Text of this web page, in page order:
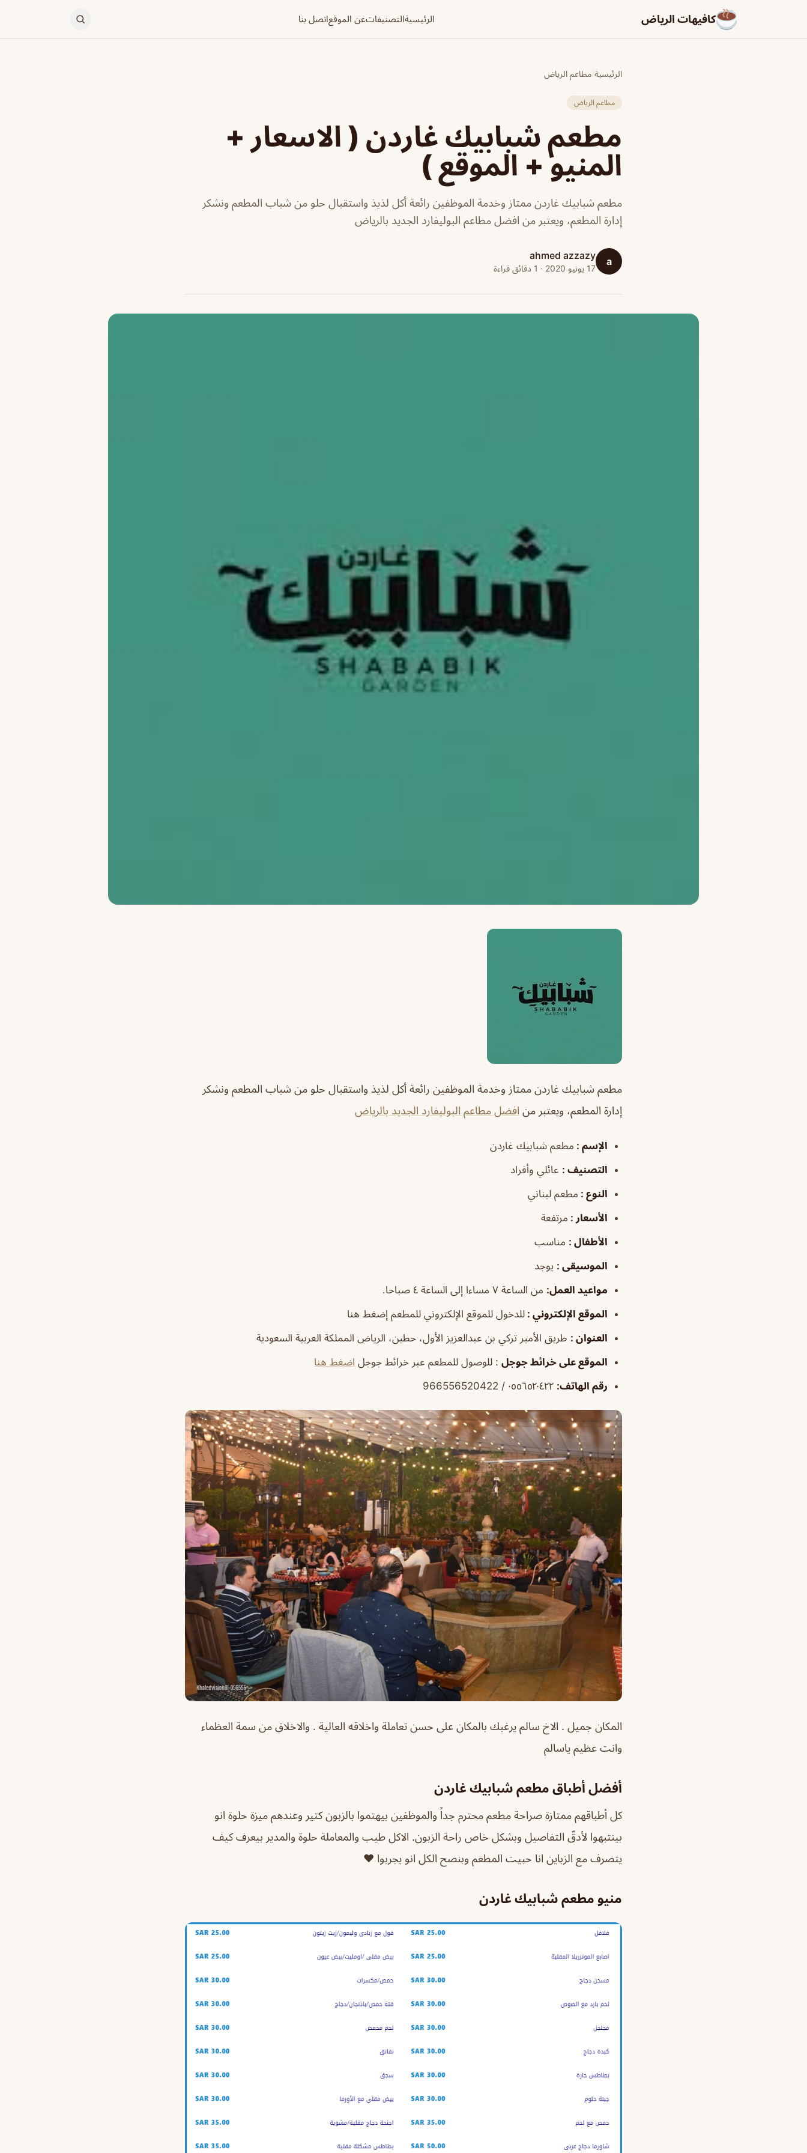
كافيهات الرياض الرئيسيةالتصنيفاتعن الموقعاتصل بنا
الرئيسية/مطاعم الرياض
مطاعم الرياض
مطعم شبابيك غاردن ( الاسعار +
المنيو + الموقع )
مطعم شبابيك غاردن ممتاز وخدمة الموظفين رائعة أكل لذيذ واستقبال حلو من شباب المطعم ونشكر
إدارة المطعم، ويعتبر من افضل مطاعم البوليفارد الجديد بالرياض
a
ahmed azzazy
17 يونيو 2020 · 1 دقائق قراءة
مطعم شبابيك غاردن ممتاز وخدمة الموظفين رائعة أكل لذيذ واستقبال حلو من شباب المطعم ونشكر
إدارة المطعم، ويعتبر من افضل مطاعم البوليفارد الجديد بالرياض
الإسم : مطعم شبابيك غاردن
التصنيف : عائلي وأفراد
النوع : مطعم لبناني
الأسعار : مرتفعة
الأطفال : مناسب
الموسيقى : يوجد
مواعيد العمل: من الساعة ٧ مساءا إلى الساعة ٤ صباحا.
الموقع الإلكتروني : للدخول للموقع الإلكتروني للمطعم إضغط هنا
العنوان : طريق الأمير تركي بن عبدالعزيز الأول، حطين، الرياض المملكة العربية السعودية
الموقع على خرائط جوجل : للوصول للمطعم عبر خرائط جوجل اضغط هنا
رقم الهاتف:
المكان جميل . الاخ سالم يرغبك بالمكان على حسن تعاملة واخلاقه العالية . والاخلاق من سمة العظماء
وانت عظيم ياسالم
أفضل أطباق مطعم شبابيك غاردن
كل أطباقهم ممتازة صراحة مطعم محترم جداً والموظفين بيهتموا بالزبون كتير وعندهم ميزة حلوة انو
بينتبهوا لأدقّ التفاصيل وبشكل خاص راحة الزبون. الاكل طيب والمعاملة حلوة والمدير بيعرف كيف
يتصرف مع الزباين انا حبيت المطعم وبنصح الكل انو يجربوا ❤
منيو مطعم شبابيك غاردن